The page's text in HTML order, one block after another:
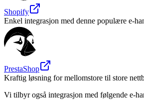
Shopify
Enkel integrasjon med denne populære e-
PrestaShop
Kraftig løsning for mellomstore til store
Vi tilbyr også integrasjon med følgende e-